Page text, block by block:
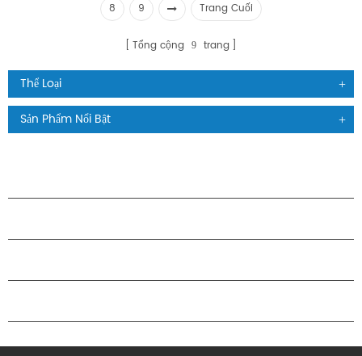
8
9 Trang Cuối
Tổng cộng 9 trang
Thể Loại
Sản Phẩm Nổi Bật